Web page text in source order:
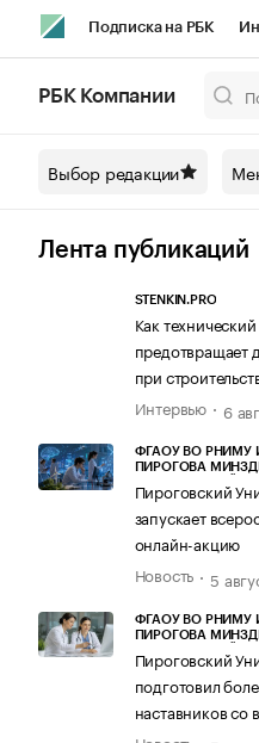
Подписка на РБК
Спецпроекты СПб
Технологии и медиа
РБК Компании
Выбор редакции
Лента публикаций
STENKIN.PRO
Как
предотвращает
при
Интервью
6
ФГАОУ ВО РНИМУ
ПИРОГОВА
Пироговский
запускает
онлайн-акцию
Новость
5
ФГАОУ ВО РНИМУ
ПИРОГОВА
Пироговский
подготовил
наставников со